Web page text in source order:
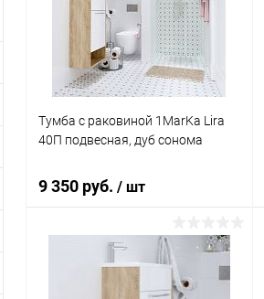
В избранное Под заказ
Тумба с раковиной 1MarKa Lira
40П подвесная, дуб сонома
9 350 руб. / шт
В корзину